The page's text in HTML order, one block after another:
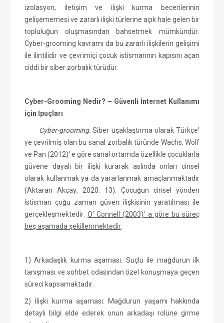
izolasyon, iletişim ve ilişki kurma becerilerinin
gelişememesi ve zararlı ilişki türlerine açık hale gelen bir
topluluğun oluşmasından bahsetmek mümkündür.
Cyber-grooming kavramı da bu zararlı ilişkilerin gelişimi
ile ilintilidir ve çevrimiçi çocuk istismarının kapısını açan
ciddi bir siber zorbalık türüdür.
Cyber-Grooming Nedir? – Güvenli İnternet Kullanımı
için İpuçları
Cyber-grooming. Siber uşaklaştırma olarak Türkçe'
ye çevrilmiş olan bu sanal zorbalık türünde Wachs, Wolf
ve Pan (2012)' e göre sanal ortamda özellikle çocuklarla
güvene dayalı bir ilişki kurarak aslında onları cinsel
olarak kullanmak ya da yararlanmak amaçlanmaktadır
(Aktaran Akçay, 2020: 13). Çocuğun cinsel yönden
istismarı çoğu zaman güven ilişkisinin yaratılması ile
gerçekleşmektedir.O' Connell (2003)' a göre bu süreç
beş aşamada şekillenmektedir:
1) Arkadaşlık kurma aşaması: Suçlu ile mağdurun ilk
tanışması ve sohbet odasından özel konuşmaya geçen
süreci kapsamaktadır.
2) İlişki kurma aşaması: Mağdurun yaşamı hakkında
detaylı bilgi elde ederek onun arkadaşı rolüne girme